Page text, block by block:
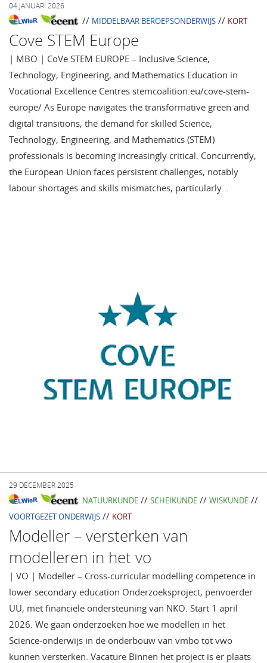
04 JANUARI 2026
// MIDDELBAAR BEROEPSONDERWIJS// KORT
Cove STEM Europe
| MBO | CoVe STEM EUROPE – Inclusive Science,
Technology, Engineering, and Mathematics Education in
Vocational Excellence Centres stemcoalition.eu/cove-stem-
europe/ As Europe navigates the transformative green and
digital transitions, the demand for skilled Science,
Technology, Engineering, and Mathematics (STEM)
professionals is becoming increasingly critical. Concurrently,
the European Union faces persistent challenges, notably
labour shortages and skills mismatches, particularly…
29 DECEMBER 2025
NATUURKUNDE// SCHEIKUNDE// WISKUNDE//
VOORTGEZET ONDERWIJS // KORT
Modeller – versterken van
modelleren in het vo
| VO | Modeller – Cross-curricular modelling competence in
lower secondary education Onderzoeksproject, penvoerder
UU, met financiele ondersteuning van NKO. Start 1 april
2026. We gaan onderzoeken hoe we modellen in het
Science-onderwijs in de onderbouw van vmbo tot vwo
kunnen versterken. Vacature Binnen het project is er plaats